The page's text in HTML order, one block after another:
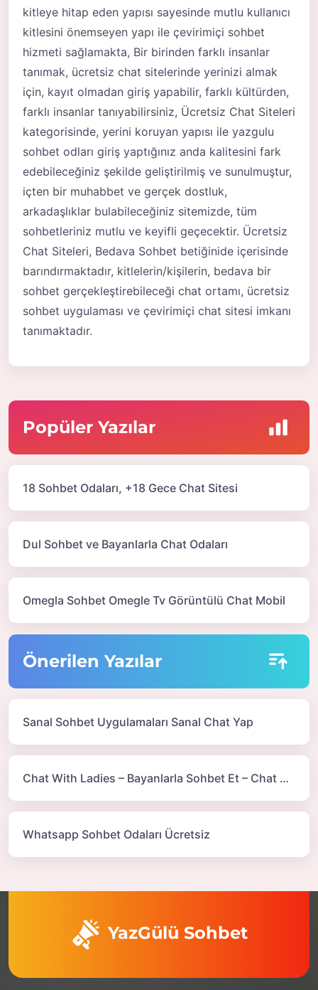
kitleye hitap eden yapısı sayesinde mutlu kullanıcı
kitlesini önemseyen yapı ile çevirimiçi sohbet
hizmeti sağlamakta, Bir birinden farklı insanlar
tanımak, ücretsiz chat sitelerinde yerinizi almak
için, kayıt olmadan giriş yapabilir, farklı kültürden,
farklı insanlar tanıyabilirsiniz, Ücretsiz Chat Siteleri
kategorisinde, yerini koruyan yapısı ile yazgulu
sohbet odları giriş yaptığınız anda kalitesini fark
edebileceğiniz şekilde geliştirilmiş ve sunulmuştur,
içten bir muhabbet ve gerçek dostluk,
arkadaşlıklar bulabileceğiniz sitemizde, tüm
sohbetleriniz mutlu ve keyifli geçecektir. Ücretsiz
Chat Siteleri, Bedava Sohbet betiğinide içerisinde
barındırmaktadır, kitlelerin/kişilerin, bedava bir
sohbet gerçekleştirebileceği chat ortamı, ücretsiz
sohbet uygulaması ve çevirimiçi chat sitesi imkanı
tanımaktadır.
Popüler Yazılar
18 Sohbet Odaları, +18 Gece Chat Sitesi
Dul Sohbet ve Bayanlarla Chat Odaları
Omegla Sohbet Omegle Tv Görüntülü Chat Mobil
Önerilen Yazılar
Sanal Sohbet Uygulamaları Sanal Chat Yap
Chat With Ladies – Bayanlarla Sohbet Et – Chat Uygulaması
Whatsapp Sohbet Odaları Ücretsiz
YazGülü Sohbet